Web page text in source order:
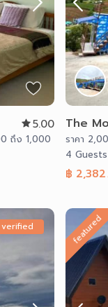
5.00
ถึง 1,000
The
ราคา
4 Guests
฿ 2,382
verified featured